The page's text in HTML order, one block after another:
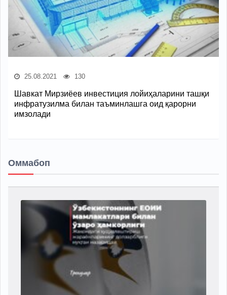
25.08.2021 130
Шавкат Мирзиёев инвестиция лойиҳаларини ташқи
инфратузилма билан таъминлашга оид қарорни
имзолади
Оммабоп